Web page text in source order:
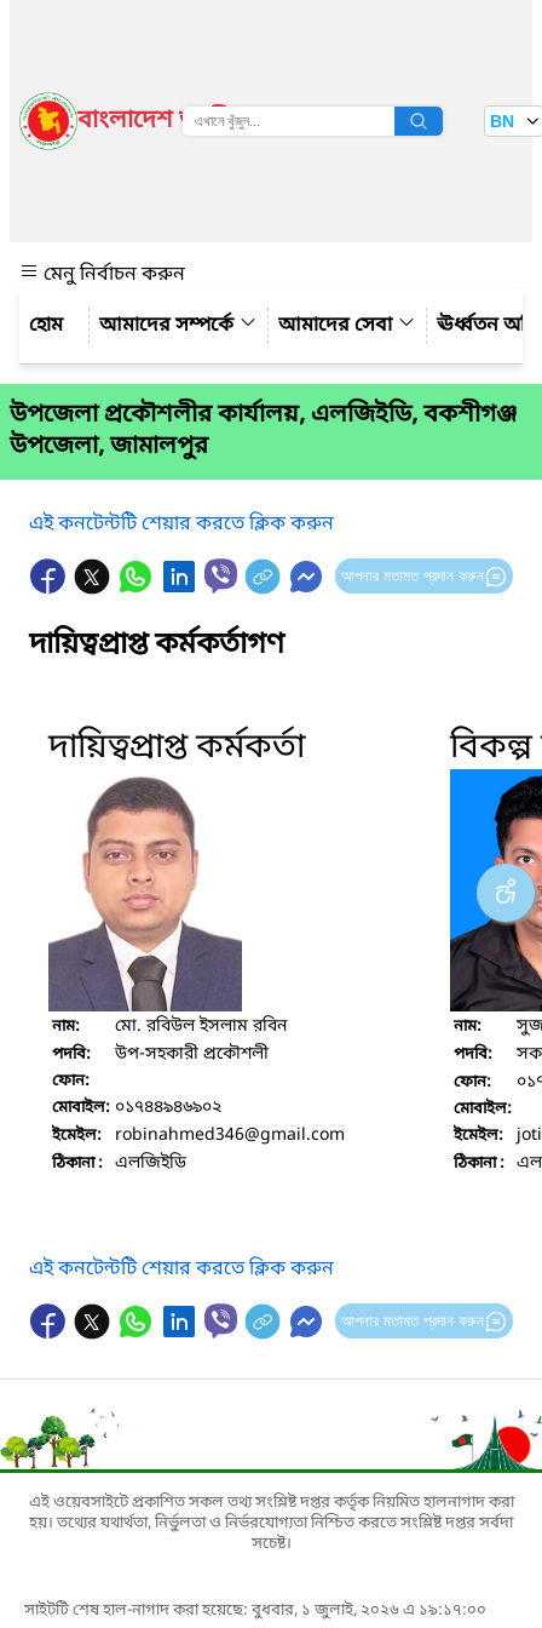
বাংলাদেশ জাতীয় তথ্য বাতায়ন BN
মেনু নির্বাচন করুন
আমাদের সম্পর্কে
আমাদের সেবা ঊর্ধ্বতন
উপজেলা প্রকৌশলীর কার্যালয়, এলজিইডি, বকশীগঞ্জ
উপজেলা, জামালপুর
এই কনটেন্টটি শেয়ার করতে ক্লিক করুন
আপনার মতামত প্রদান করুন
দায়িত্বপ্রাপ্ত কর্মকর্তাগণ
দায়িত্বপ্রাপ্ত কর্মকর্তা
নাম: মো. রবিউল ইসলাম রবিন
পদবি: উপ-সহকারী প্রকৌশলী
ফোন:
মোবাইল: ০১৭৪৪৯৪৬৯০২
ইমেইল: robinahmed346@gmail.com
ঠিকানা : এলজিইডি
বিকল্প
নাম:
পদবি:
ফোন:
মোবাইল:
ইমেইল:
ঠিকানা :
এই কনটেন্টটি শেয়ার করতে ক্লিক করুন
আপনার মতামত প্রদান করুন
এই ওয়েবসাইটে প্রকাশিত সকল তথ্য সংশ্লিষ্ট দপ্তর কর্তৃক নিয়মিত হালনাগাদ করা
হয়। তথ্যের যথার্থতা, নির্ভুলতা ও নির্ভরযোগ্যতা নিশ্চিত করতে সংশ্লিষ্ট দপ্তর সর্বদা
সচেষ্ট।
সাইটটি শেষ হাল-নাগাদ করা হয়েছে: বুধবার, ১ জুলাই, ২০২৬ এ ১৯:১৭:০০